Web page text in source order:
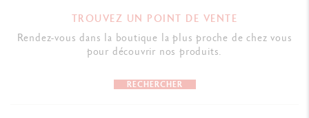
TROUVEZ UN POINT DE VENTE
Rendez-vous dans la boutique la plus proche de chez vous
pour découvrir nos produits.
RECHERCHER